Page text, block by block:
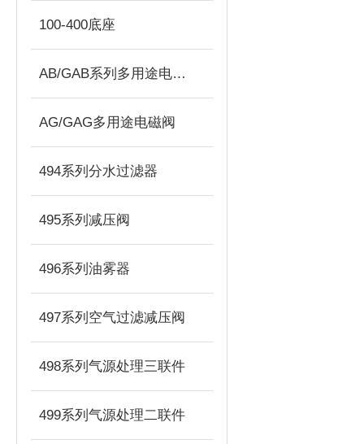
100-400底座
AB/GAB系列多用途电磁阀
AG/GAG多用途电磁阀
494系列分水过滤器
495系列减压阀
496系列油雾器
497系列空气过滤减压阀
498系列气源处理三联件
499系列气源处理二联件